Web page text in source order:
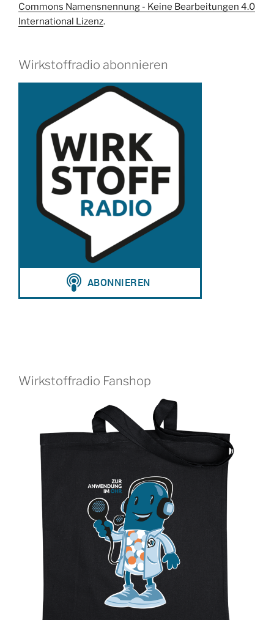
Commons Namensnennung - Keine Bearbeitungen 4.0
International Lizenz.
Wirkstoffradio abonnieren
Wirkstoffradio Fanshop